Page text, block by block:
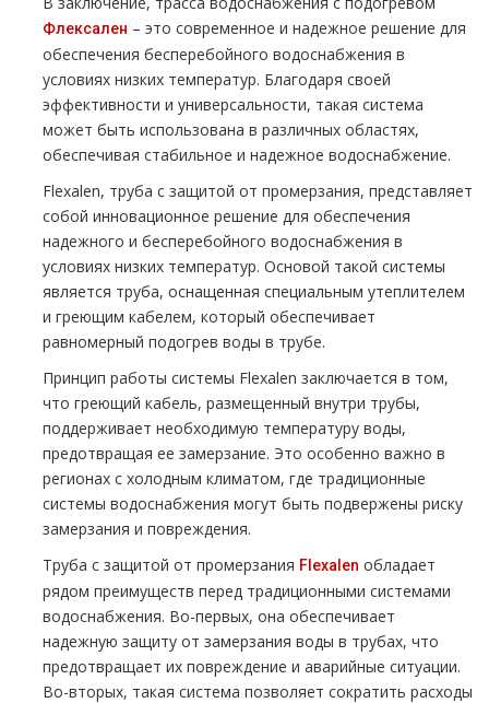
Флексален – это современное и надежное решение для
обеспечения бесперебойного водоснабжения в
условиях низких температур. Благодаря своей
эффективности и универсальности, такая система
может быть использована в различных областях,
обеспечивая стабильное и надежное водоснабжение.
Flexalen, труба с защитой от промерзания, представляет
собой инновационное решение для обеспечения
надежного и бесперебойного водоснабжения в
условиях низких температур. Основой такой системы
является труба, оснащенная специальным утеплителем
и греющим кабелем, который обеспечивает
равномерный подогрев воды в трубе.
Принцип работы системы Flexalen заключается в том,
что греющий кабель, размещенный внутри трубы,
поддерживает необходимую температуру воды,
предотвращая ее замерзание. Это особенно важно в
регионах с холодным климатом, где традиционные
системы водоснабжения могут быть подвержены риску
замерзания и повреждения.
Труба с защитой от промерзания Flexalen обладает
рядом преимуществ перед традиционными системами
водоснабжения. Во-первых, она обеспечивает
надежную защиту от замерзания воды в трубах, что
предотвращает их повреждение и аварийные ситуации.
Во-вторых, такая система позволяет сократить расходы